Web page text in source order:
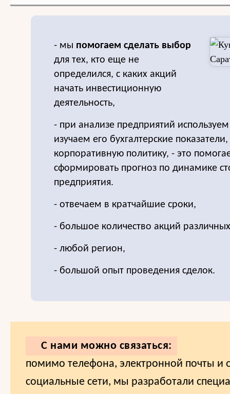
- мы помогаем сделать выбор
для тех, кто еще не
определился, с каких акций
начать инвестиционную
деятельность,
- при анализе предприятий
изучаем его бухгалтерские
корпоративную политику, - это
сформировать прогноз по динамике
предприятия.
- отвечаем в кратчайшие сроки,
- большое количество акций
- любой регион,
- большой опыт проведения сделок.
С нами можно связаться:
помимо телефона, электронной почты и
социальные сети, мы разработали